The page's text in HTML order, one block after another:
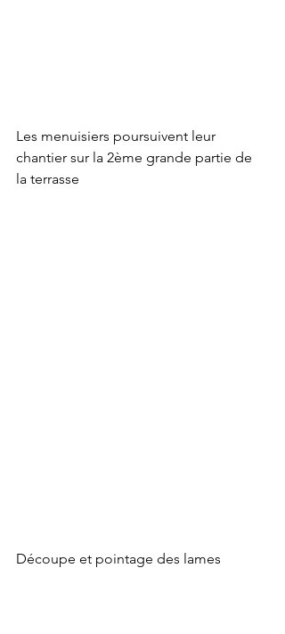
Les menuisiers poursuivent leur
chantier sur la 2ème grande partie de
la terrasse
Découpe et pointage des lames